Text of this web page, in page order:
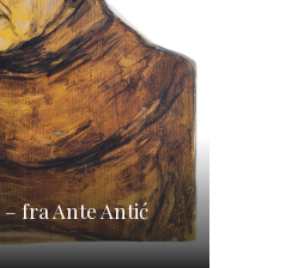
fra Ante Antić